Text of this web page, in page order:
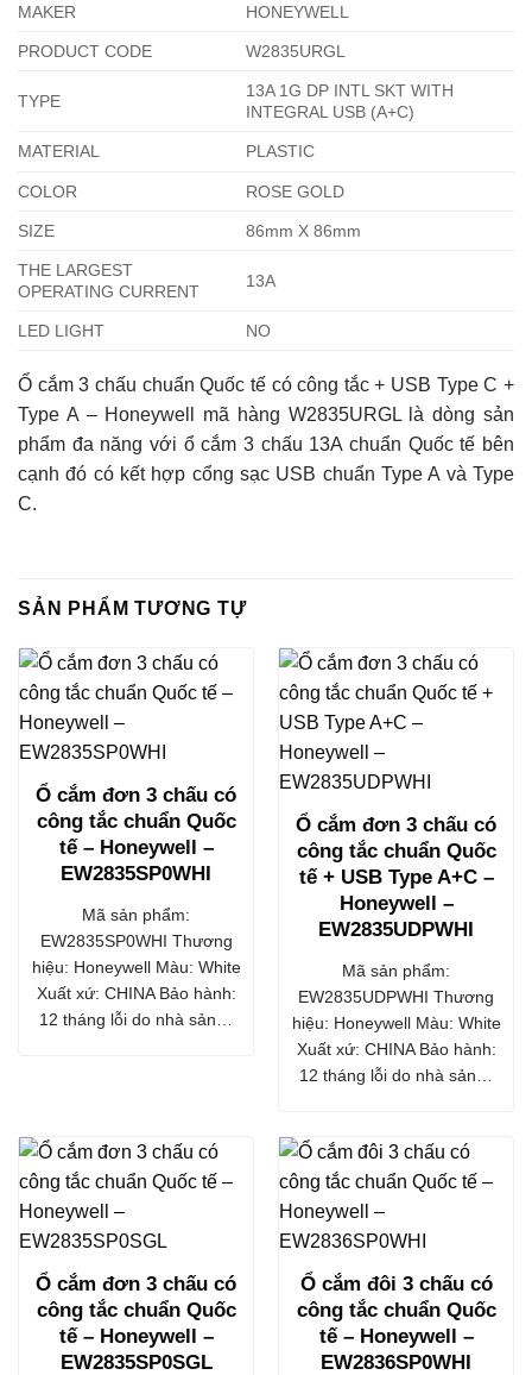
MAKER HONEYWELL
PRODUCT CODE W2835URGL
TYPE
13A 1G DP INTL SKT WITH
INTEGRAL USB (A+C)
MATERIAL PLASTIC
COLOR ROSE GOLD
SIZE 86mm X 86mm
THE LARGEST
OPERATING CURRENT
13A
LED LIGHT NO
Ổ cắm 3 chấu chuẩn Quốc tế có công tắc + USB Type C +
Type A – Honeywell mã hàng W2835URGL là dòng sản
phẩm đa năng với ổ cắm 3 chấu 13A chuẩn Quốc tế bên
cạnh đó có kết hợp cổng sạc USB chuẩn Type A và Type
C.
SẢN PHẨM TƯƠNG TỰ
Ổ cắm đơn 3 chấu có
công tắc chuẩn Quốc
tế – Honeywell –
EW2835SP0WHI
Mã sản phẩm:
EW2835SP0WHI Thương
hiệu: Honeywell Màu: White
Xuất xứ: CHINA Bảo hành:
12 tháng lỗi do nhà sản…
Ổ cắm đơn 3 chấu có
công tắc chuẩn Quốc
tế + USB Type A+C –
Honeywell –
EW2835UDPWHI
Mã sản phẩm:
EW2835UDPWHI Thương
hiệu: Honeywell Màu: White
Xuất xứ: CHINA Bảo hành:
12 tháng lỗi do nhà sản…
Ổ cắm đơn 3 chấu có
công tắc chuẩn Quốc
tế – Honeywell –
EW2835SP0SGL
Ổ cắm đôi 3 chấu có
công tắc chuẩn Quốc
tế – Honeywell –
EW2836SP0WHI